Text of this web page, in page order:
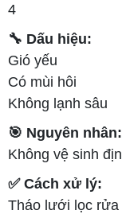
4
🔧 Dấu hiệu:
Gió yếu
Có mùi hôi
Không lạnh sâu
🎯 Nguyên nhân:
Không vệ sinh
✅ Cách xử lý:
Tháo lưới lọc rửa